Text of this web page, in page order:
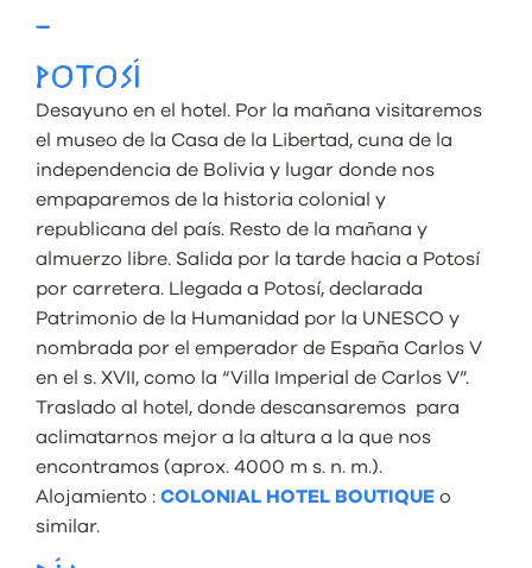
–
POTOSÍ
Desayuno en el hotel. Por la mañana visitaremos
el museo de la Casa de la Libertad, cuna de la
independencia de Bolivia y lugar donde nos
empaparemos de la historia colonial y
republicana del país. Resto de la mañana y
almuerzo libre. Salida por la tarde hacia a Potosí
por carretera. Llegada a Potosí, declarada
Patrimonio de la Humanidad por la UNESCO y
nombrada por el emperador de España Carlos V
en el s. XVII, como la “Villa Imperial de Carlos V”.
Traslado al hotel, donde descansaremos para
aclimatarnos mejor a la altura a la que nos
encontramos (aprox. 4000 m s. n. m.).
Alojamiento : COLONIAL HOTEL BOUTIQUE o
similar.